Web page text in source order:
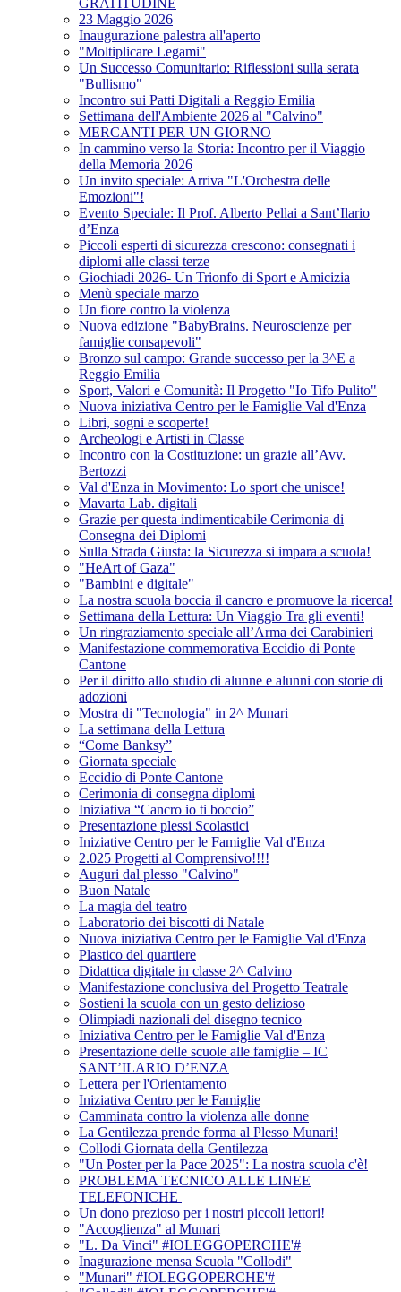
GRATITUDINE
23 Maggio 2026
Inaugurazione palestra all'aperto
"Moltiplicare Legami"
Un Successo Comunitario: Riflessioni sulla serata
"Bullismo"
Incontro sui Patti Digitali a Reggio Emilia
Settimana dell'Ambiente 2026 al "Calvino"
MERCANTI PER UN GIORNO
In cammino verso la Storia: Incontro per il Viaggio
della Memoria 2026
Un invito speciale: Arriva "L'Orchestra delle
Emozioni"!
Evento Speciale: Il Prof. Alberto Pellai a Sant’Ilario
d’Enza
Piccoli esperti di sicurezza crescono: consegnati i
diplomi alle classi terze
Giochiadi 2026- Un Trionfo di Sport e Amicizia
Menù speciale marzo
Un fiore contro la violenza
Nuova edizione "BabyBrains. Neuroscienze per
famiglie consapevoli"
Bronzo sul campo: Grande successo per la 3^E a
Reggio Emilia
Sport, Valori e Comunità: Il Progetto "Io Tifo Pulito"
Nuova iniziativa Centro per le Famiglie Val d'Enza
Libri, sogni e scoperte!
Archeologi e Artisti in Classe
Incontro con la Costituzione: un grazie all’Avv.
Bertozzi
Val d'Enza in Movimento: Lo sport che unisce!
Mavarta Lab. digitali
Grazie per questa indimenticabile Cerimonia di
Consegna dei Diplomi
Sulla Strada Giusta: la Sicurezza si impara a scuola!
"HeArt of Gaza"
"Bambini e digitale"
La nostra scuola boccia il cancro e promuove la ricerca!
Settimana della Lettura: Un Viaggio Tra gli eventi!
Un ringraziamento speciale all’Arma dei Carabinieri
Manifestazione commemorativa Eccidio di Ponte
Cantone
Per il diritto allo studio di alunne e alunni con storie di
adozioni
Mostra di "Tecnologia" in 2^ Munari
La settimana della Lettura
“Come Banksy”
Giornata speciale
Eccidio di Ponte Cantone
Cerimonia di consegna diplomi
Iniziativa “Cancro io ti boccio”
Presentazione plessi Scolastici
Iniziative Centro per le Famiglie Val d'Enza
2.025 Progetti al Comprensivo!!!!
Auguri dal plesso "Calvino"
Buon Natale
La magia del teatro
Laboratorio dei biscotti di Natale
Nuova iniziativa Centro per le Famiglie Val d'Enza
Plastico del quartiere
Didattica digitale in classe 2^ Calvino
Manifestazione conclusiva del Progetto Teatrale
Sostieni la scuola con un gesto delizioso
Olimpiadi nazionali del disegno tecnico
Iniziativa Centro per le Famiglie Val d'Enza
Presentazione delle scuole alle famiglie – IC
SANT’ILARIO D’ENZA
Lettera per l'Orientamento
Iniziativa Centro per le Famiglie
Camminata contro la violenza alle donne
La Gentilezza prende forma al Plesso Munari!
Collodi Giornata della Gentilezza
"Un Poster per la Pace 2025": La nostra scuola c'è!
PROBLEMA TECNICO ALLE LINEE
TELEFONICHE
Un dono prezioso per i nostri piccoli lettori!
"Accoglienza" al Munari
"L. Da Vinci" #IOLEGGOPERCHE'#
Inagurazione mensa Scuola "Collodi"
"Munari" #IOLEGGOPERCHE'#